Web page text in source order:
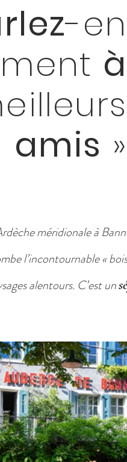
-en
à
amis »
méridionale à
l’incontournable «
alentours. C’est un